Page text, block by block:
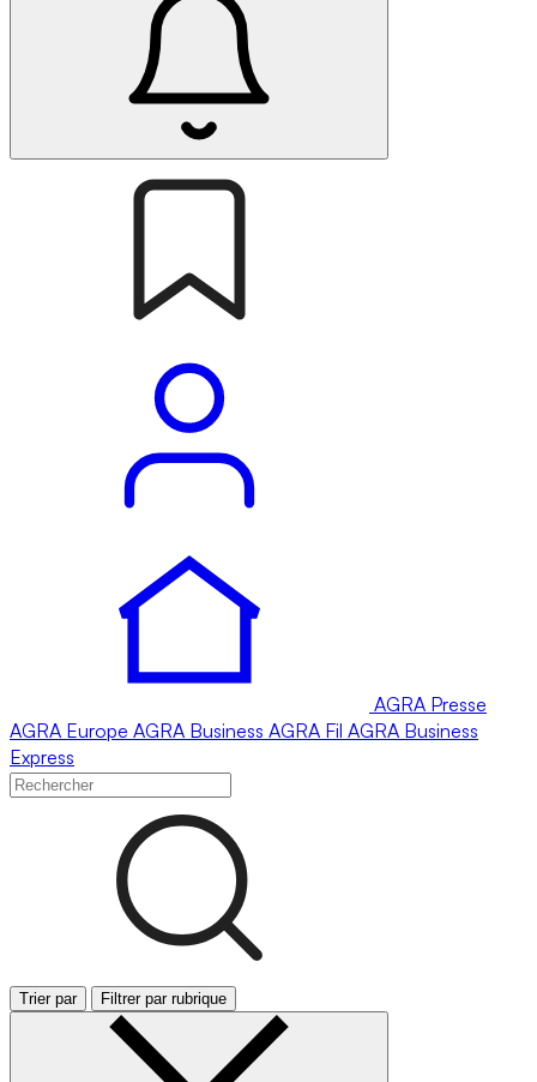
AGRA Presse
AGRA Europe AGRA Business AGRA Fil AGRA Business
Express
Trier par Filtrer par rubrique